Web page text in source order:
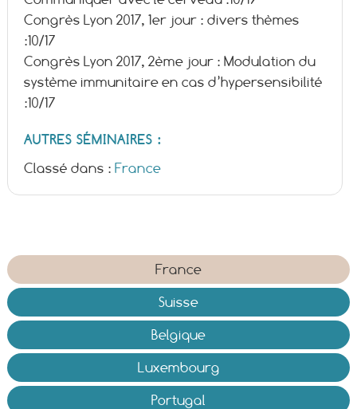
Congrès Lyon 2017, 1er jour : divers thèmes
:10/17
Congrès Lyon 2017, 2ème jour : Modulation du
système immunitaire en cas d’hypersensibilité
:10/17
AUTRES SÉMINAIRES :
Classé dans : France
France
Suisse
Belgique
Luxembourg
Portugal